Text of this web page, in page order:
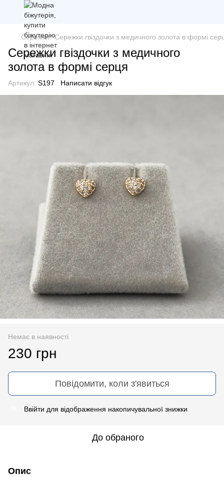
Сережки Сережки гвіздочки з медичного золота в формі
Сережки гвіздочки з медичного
золота в формі серця
Артикул: S197 Написати відгук
Немає в наявності
230 грн
Повідомити, коли з'явиться
Ввійти для відображення накопичувальної знижки
До обраного
Опис